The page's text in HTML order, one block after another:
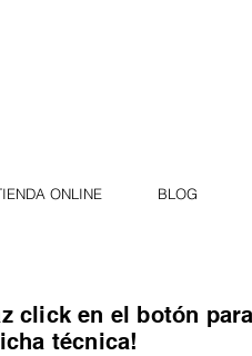
ONLINE BLOG
click en el botón
técnica!